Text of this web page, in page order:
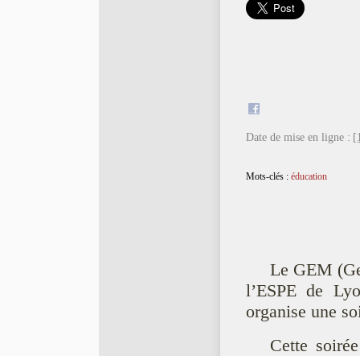
Date de mise en ligne :
Mots-clés : éducation
Le GEM
l’ESPE de
organise une
Cette